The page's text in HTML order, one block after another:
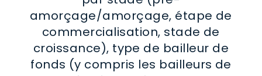
amorçage/amorçage, étape de
commercialisation, stade de
croissance), type de bailleur de
fonds (y compris les bailleurs de